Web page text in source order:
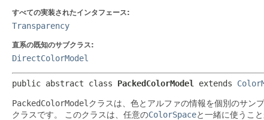
すべての実装されたインタフェース:
Transparency
直系の既知のサブクラス:
DirectColorModel
public abstract class PackedColorModel extends
PackedColorModel クラスは、色とアルファの情報を個別のサ
クラスです。
このクラスは、任意のColorSpaceと一緒に使うこと